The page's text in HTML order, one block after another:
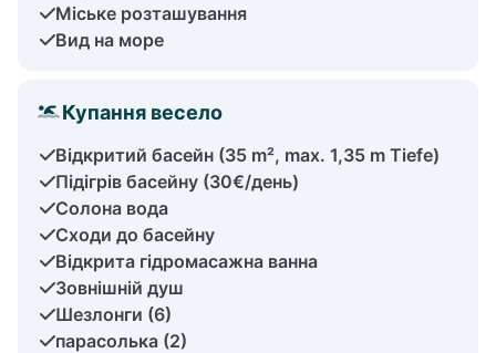
Міське розташування
Вид на море
Купання весело
Відкритий басейн (35 m², max. 1,35 m Tiefe)
Підігрів басейну (30€/день)
Солона вода
Сходи до басейну
Відкрита гідромасажна ванна
Зовнішній душ
Шезлонги (6)
парасолька (2)